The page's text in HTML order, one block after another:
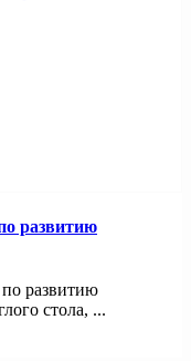
развитию
развитию
стола, ...